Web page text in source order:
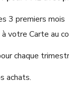
3 premiers mois
votre Carte au
chaque
achats.